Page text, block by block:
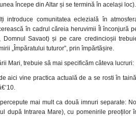
începe din Altar și se termină în același loc).
comunitatea eclezială în
în cadrul căreia heruvimii Îl înconjură
Domnul Savaot) și pe care credincioșii
„Împăratului tuturor”, prin împărtășire.
Mari, trebuie să mai specificăm câteva lucruri:
aici vine practica actuală de a se rosti în
mai mult ca două imnuri separate:
după Intrarea Mare), cu pomenirile preoților